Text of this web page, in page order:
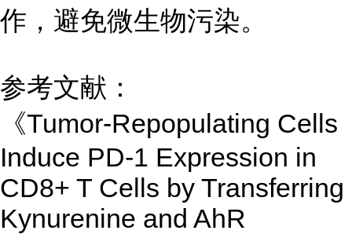
作，避免微生物污染。
参考文献：
《Tumor-Repopulating Cells
Induce PD-1 Expression in
CD8+ T Cells by Transferring
Kynurenine and AhR